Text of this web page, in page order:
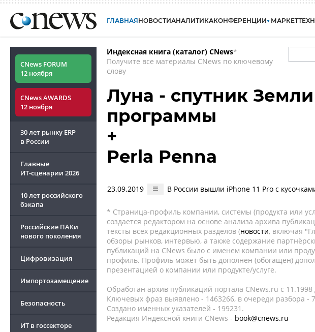
ГЛАВНАЯНОВОСТИАНАЛИТИКАКОНФЕРЕНЦИИ МАРКЕТ
CNews FORUM
12 ноября
CNews AWARDS
12 ноября
30 лет рынку ERP
в России
Главные
ИТ-сценарии 2026
10 лет российского
бэкапа
Российские ПАКи
нового поколения
Цифровизация
Импортозамещение
Безопасность
ИТ в госсекторе
Индексная книга (каталог) CNews*
Получите все материалы CNews по ключевому
слову
Луна - спутник
программы
+
Perla Penna
23.09.2019 В России вышли iPhone 11 Pro с
* Страница-профиль компании, системы (продукта или
создается редактором на основе анализа архива
тексты всех редакционных разделов (новости, включая
обзоры рынков, интервью, а также содержание
публикаций на CNews было с именем компании или
профиль. Профиль может быть дополнен (обогащен)
презентацией о компании или продукте/услуге.
Обработан архив публикаций портала CNews.ru c 11.1998
Ключевых фраз выявлено - 1463266, в очереди разбора -
Создано именных указателей - 199231.
Редакция Индексной книги CNews - book@cnews.ru